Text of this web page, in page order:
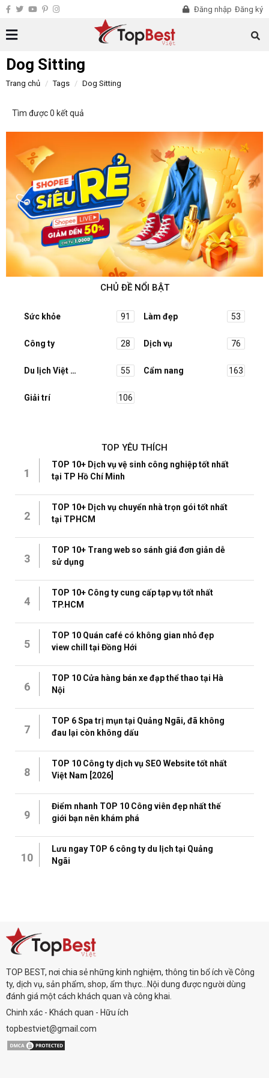
Đăng nhập Đăng ký
Dog Sitting
Trang chủ Tags Dog Sitting
Tìm được 0 kết quả
CHỦ ĐỀ NỔI BẬT
Sức khỏe 91 Làm đẹp 53
Công ty 28 Dịch vụ 76
Du lịch Việt Nam 55 Cẩm nang 163
Giải trí 106
TOP YÊU THÍCH
1
TOP 10+ Dịch vụ vệ sinh công nghiệp tốt nhất
tại TP Hồ Chí Minh
2
TOP 10+ Dịch vụ chuyển nhà trọn gói tốt nhất
tại TPHCM
3
TOP 10+ Trang web so sánh giá đơn giản dễ
sử dụng
4
TOP 10+ Công ty cung cấp tạp vụ tốt nhất
TP.HCM
5
TOP 10 Quán café có không gian nhỏ đẹp
view chill tại Đồng Hới
6
TOP 10 Cửa hàng bán xe đạp thể thao tại Hà
Nội
7
TOP 6 Spa trị mụn tại Quảng Ngãi, đã không
đau lại còn không dấu
8
TOP 10 Công ty dịch vụ SEO Website tốt nhất
Việt Nam [2026]
9
Điểm nhanh TOP 10 Công viên đẹp nhất thế
giới bạn nên khám phá
10
Lưu ngay TOP 6 công ty du lịch tại Quảng
Ngãi
TOP BEST, nơi chia sẻ những kinh nghiệm, thông tin bổ ích về Công
ty, dịch vụ, sản phẩm, shop, ẩm thực...Nội dung được người dùng
đánh giá một cách khách quan và công khai.
Chinh xác - Khách quan - Hữu ích
topbestviet@gmail.com